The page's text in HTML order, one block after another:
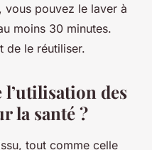
vous pouvez le laver à
moins 30 minutes.
de le réutiliser.
l’utilisation des
la santé ?
tout comme celle